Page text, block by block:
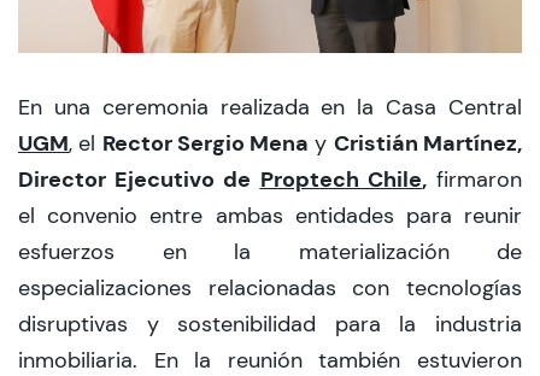
modo claro
En una ceremonia realizada en la Casa Central
UGM, el Rector Sergio Mena y Cristián Martínez,
Director Ejecutivo de Proptech Chile,firmaron
el convenio entre ambas entidades para reunir
esfuerzos en la materialización de
especializaciones relacionadas con tecnologías
disruptivas y sostenibilidad para la industria
inmobiliaria. En la reunión también estuvieron